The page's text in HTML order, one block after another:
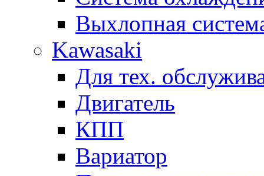
Выхлопная
Kawasaki
Для тех.
Двигатель
КПП
Вариатор